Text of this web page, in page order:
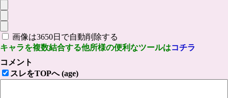
画像は3650日で自動削除する
キャラを複数結合する他所様の便利なツールはコチラ
コメント
スレをTOPへ (age)